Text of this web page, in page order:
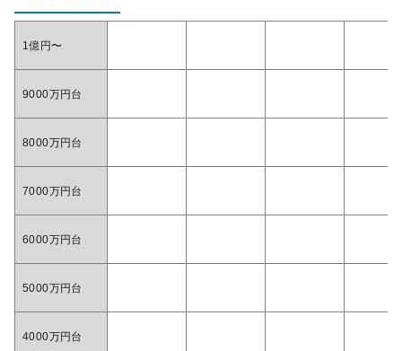
1億円〜
9000万円台
8000万円台
7000万円台
6000万円台
5000万円台
4000万円台